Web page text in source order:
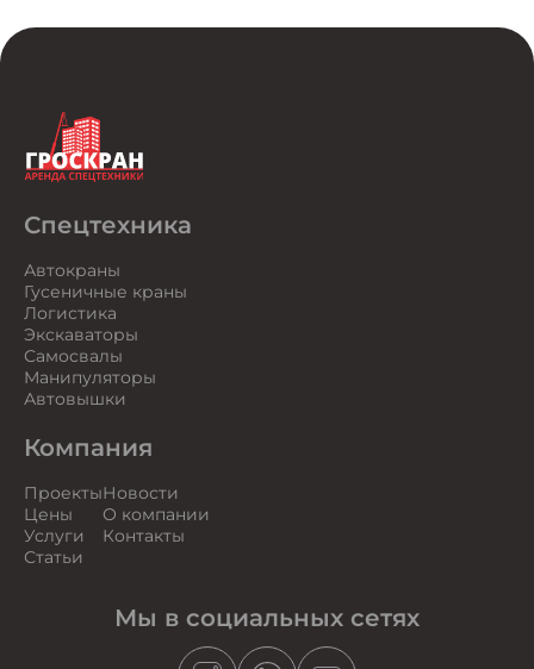
Спецтехника
Автокраны
Гусеничные краны
Логистика
Экскаваторы
Самосвалы
Манипуляторы
Автовышки
Компания
Проекты
Цены
Услуги
Статьи
Новости
О компании
Контакты
Мы в социальных сетях